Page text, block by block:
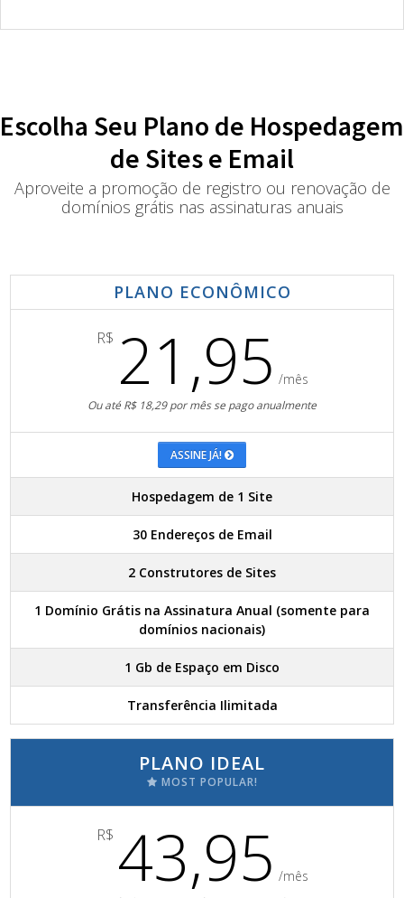
Escolha Seu Plano de Hospedagem
de Sites e Email
Aproveite a promoção de registro ou renovação de
domínios grátis nas assinaturas anuais
PLANO ECONÔMICO
R$ 21,95 /mês
Ou até R$ 18,29 por mês se pago anualmente
ASSINE JÁ!
Hospedagem de 1 Site
30 Endereços de Email
2 Construtores de Sites
1 Domínio Grátis na Assinatura Anual (somente para
domínios nacionais)
1 Gb de Espaço em Disco
Transferência Ilimitada
PLANO IDEAL
MOST POPULAR!
R$ 43,95 /mês